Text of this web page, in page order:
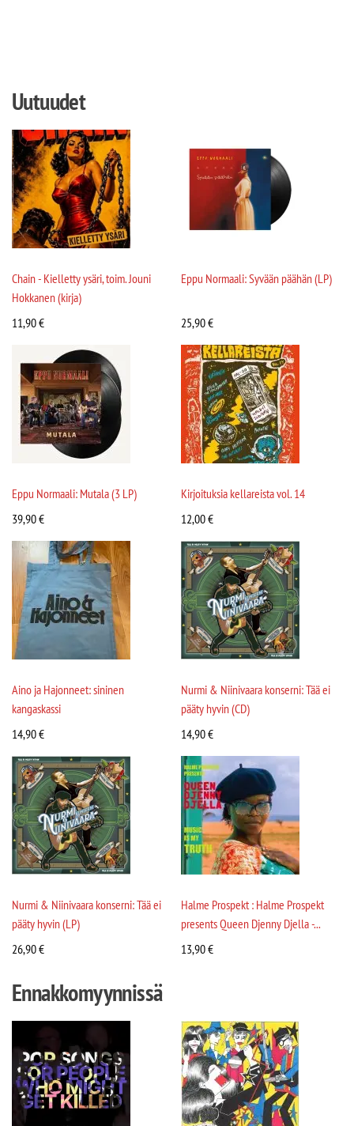
Uutuudet
Chain - Kielletty ysäri, toim. Jouni
Hokkanen (kirja)
11,90€
Eppu Normaali: Syvään päähän (LP)
25,90€
Eppu Normaali: Mutala (3 LP)
39,90€
Kirjoituksia kellareista vol. 14
12,00€
Aino ja Hajonneet: sininen
kangaskassi
14,90€
Nurmi & Niinivaara konserni: Tää ei
pääty hyvin (CD)
14,90€
Nurmi & Niinivaara konserni: Tää ei
pääty hyvin (LP)
26,90€
Halme Prospekt : Halme Prospekt
presents Queen Djenny Djella -...
13,90€
Ennakkomyynnissä